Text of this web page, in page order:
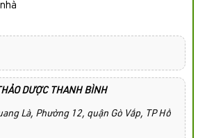
DƯỢC THANH BÌNH
Là, Phường 12, quận Gò Vấp, TP Hồ